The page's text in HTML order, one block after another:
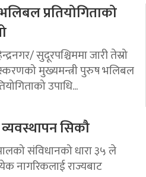
प्रतियोगिताको
सुदूरपश्चिममा जारी तेस्रो
मुख्यमन्त्री पुरुष भलिबल
उपाधि...
सिकौ
संविधानको धारा ३५ ले
नागरिकलाई राज्यबाट